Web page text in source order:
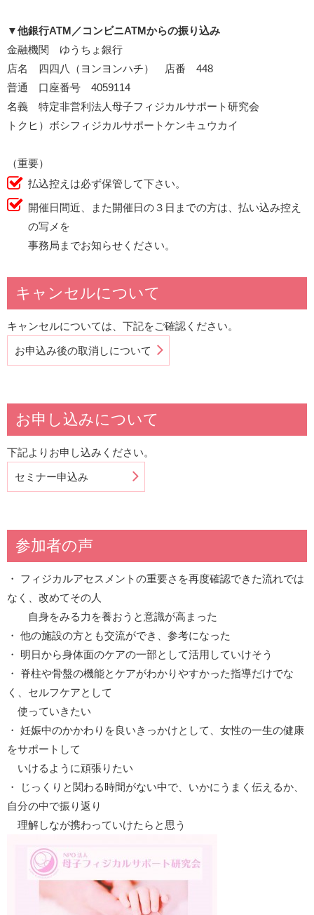
▼他銀行ATM／コンビニATMからの振り込み
金融機関 ゆうちょ銀行
店名 四四八（ヨンヨンハチ） 店番 448
普通 口座番号 4059114
名義 特定非営利法人母子フィジカルサポート研究会
トクヒ）ボシフィジカルサポートケンキュウカイ
（重要）
払込控えは必ず保管して下さい。
開催日間近、また開催日の３日までの方は、払い込み控え
の写メを
事務局までお知らせください。
キャンセルについて
キャンセルについては、下記をご確認ください。
お申込み後の取消しについて
お申し込みについて
下記よりお申し込みください。
セミナー申込み
参加者の声
・ フィジカルアセスメントの重要さを再度確認できた流れでは
なく、改めてその人
自身をみる力を養おうと意識が高まった
・ 他の施設の方とも交流ができ、参考になった
・ 明日から身体面のケアの一部として活用していけそう
・ 脊柱や骨盤の機能とケアがわかりやすかった指導だけでな
く、セルフケアとして
使っていきたい
・ 妊娠中のかかわりを良いきっかけとして、女性の一生の健康
をサポートして
いけるように頑張りたい
・ じっくりと関わる時間がない中で、いかにうまく伝えるか、
自分の中で振り返り
理解しなが携わっていけたらと思う